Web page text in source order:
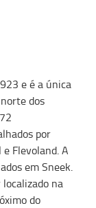
e é a única
dos
por
Flevoland. A
em Sneek.
na
do